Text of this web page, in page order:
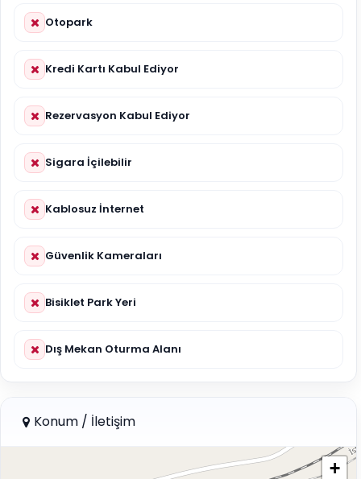
Otopark
Kredi Kartı Kabul Ediyor
Rezervasyon Kabul Ediyor
Sigara İçilebilir
Kablosuz İnternet
Güvenlik Kameraları
Bisiklet Park Yeri
Dış Mekan Oturma Alanı
Konum / İletişim
+